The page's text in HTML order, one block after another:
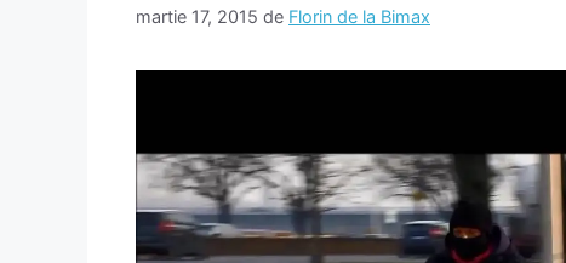
martie 17, 2015 de Florin de la Bimax